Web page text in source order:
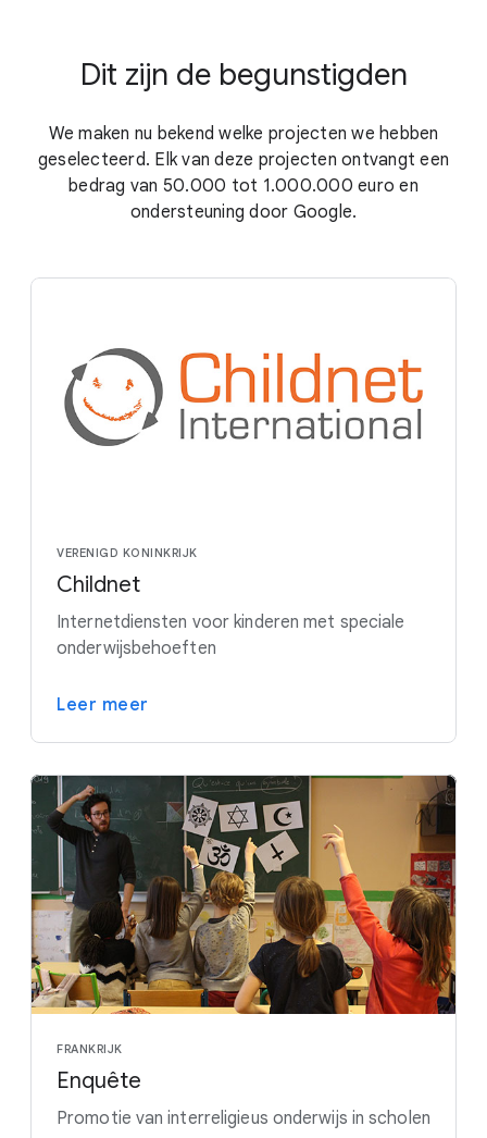
Dit zijn de begunstigden
We maken nu bekend welke projecten we hebben
geselecteerd. Elk van deze projecten ontvangt een
bedrag van 50.000 tot 1.000.000 euro en
ondersteuning door Google.
VERENIGD KONINKRIJK
Childnet
Internetdiensten voor kinderen met speciale
onderwijsbehoeften
Leer meer
FRANKRIJK
Enquête
Promotie van interreligieus onderwijs in scholen